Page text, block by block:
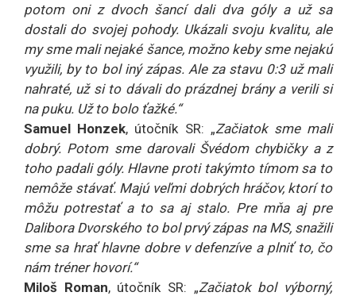
potom oni z dvoch šancí dali dva góly a už sa
dostali do svojej pohody. Ukázali svoju kvalitu, ale
my sme mali nejaké šance, možno keby sme nejakú
využili, by to bol iný zápas. Ale za stavu 0:3 už mali
nahraté, už si to dávali do prázdnej brány a verili si
na puku. Už to bolo ťažké.“
Samuel Honzek, útočník SR: „Začiatok sme mali
dobrý. Potom sme darovali Švédom chybičky a z
toho padali góly. Hlavne proti takýmto tímom sa to
nemôže stávať. Majú veľmi dobrých hráčov, ktorí to
môžu potrestať a to sa aj stalo. Pre mňa aj pre
Dalibora Dvorského to bol prvý zápas na MS, snažili
sme sa hrať hlavne dobre v defenzíve a plniť to, čo
nám tréner hovorí.“
Miloš Roman, útočník SR: „Začiatok bol výborný,